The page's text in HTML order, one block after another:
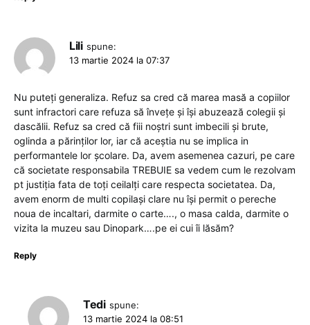
Lili spune:
13 martie 2024 la 07:37
Nu puteți generaliza. Refuz sa cred că marea masă a copiilor
sunt infractori care refuza să învețe și își abuzează colegii și
dascălii. Refuz sa cred că fiii noștri sunt imbecili și brute,
oglinda a părinților lor, iar că aceștia nu se implica in
performantele lor școlare. Da, avem asemenea cazuri, pe care
că societate responsabila TREBUIE sa vedem cum le rezolvam
pt justiția fata de toți ceilalți care respecta societatea. Da,
avem enorm de multi copilași clare nu își permit o pereche
noua de incaltari, darmite o carte…., o masa calda, darmite o
vizita la muzeu sau Dinopark….pe ei cui îi lăsăm?
Reply
Tedi spune:
13 martie 2024 la 08:51